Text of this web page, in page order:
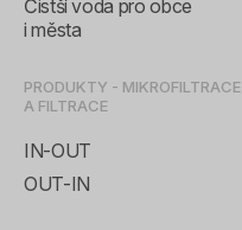
Čistší voda pro obce
i města
PRODUKTY - MIKROFILTRACE
A FILTRACE
IN-OUT
OUT-IN